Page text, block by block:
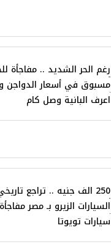
رغم الحر الشديد .. مفاجأة
مسبوق في أسعار الدواجن
اعرف البانية وصل كام
250 الف جنيه .. تراجع
السيارات الزيرو بـ مصر
سيارات تويوتا